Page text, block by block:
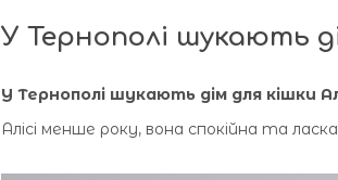
У Тернополі шукають
У Тернополі шукають дім для кішки
Алісі менше року, вона спокійна та